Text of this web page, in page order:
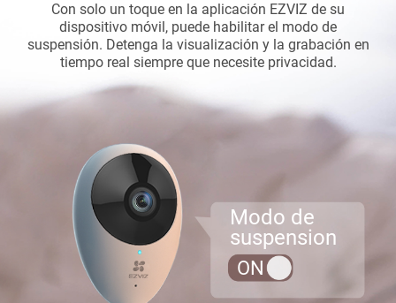
Con solo un toque en la aplicación EZVIZ de su
dispositivo móvil, puede habilitar el modo de
suspensión. Detenga la visualización y la grabación en
tiempo real siempre que necesite privacidad.
Modo de
suspension
ON